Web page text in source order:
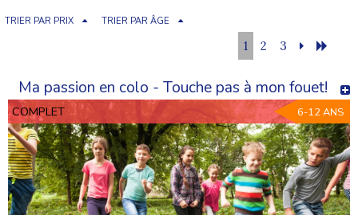
Au départ de Dijon, les enfants peuvent rejoindre
colonies entre copains,
montagne,summer campsou séjours multi-activités,
selon les périodes.
Dijon (21) : capitale de la Bourgogne
Dijon, surnommée laville aux cent clochers, est la
capitale historique de laBourgogne, située dans le
TRIER PAR PRIX TRIER PAR ÂGE
1 2 3
Ma passion en colo - Touche pas à mon fouet!
COMPLET 6-12 ANS